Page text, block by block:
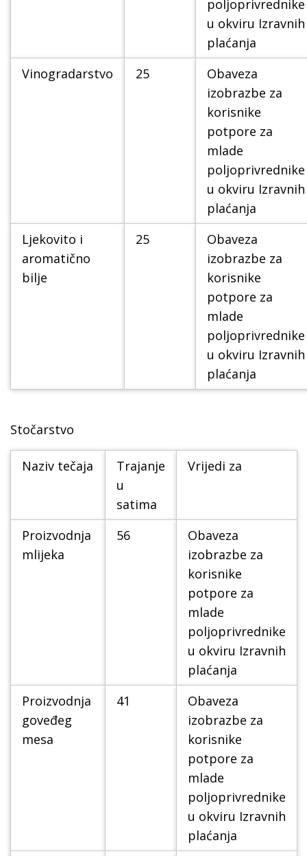
poljoprivrednike
u okviru Izravnih
plaćanja
Vinogradarstvo
25
Obaveza
izobrazbe za
korisnike
potpore za
mlade
poljoprivrednike
u okviru Izravnih
plaćanja
Ljekovito i
aromatično
bilje
25
Obaveza
izobrazbe za
korisnike
potpore za
mlade
poljoprivrednike
u okviru Izravnih
plaćanja
Stočarstvo
Naziv tečaja
Trajanje
u
satima
Vrijedi za
Proizvodnja
mlijeka
56
Obaveza
izobrazbe za
korisnike
potpore za
mlade
poljoprivrednike
u okviru Izravnih
plaćanja
Proizvodnja
goveđeg
mesa
41
Obaveza
izobrazbe za
korisnike
potpore za
mlade
poljoprivrednike
u okviru Izravnih
plaćanja